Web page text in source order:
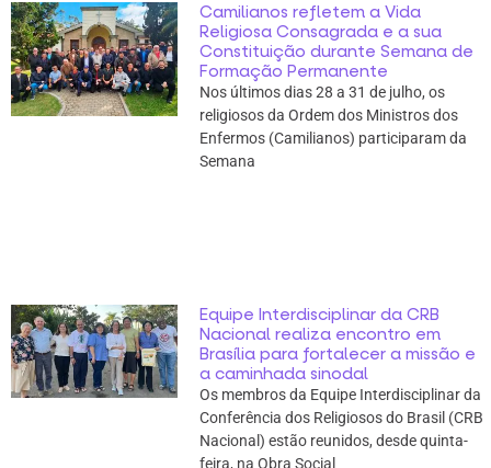
Camilianos refletem a Vida
Religiosa Consagrada e a sua
Constituição durante Semana de
Formação Permanente
Nos últimos dias 28 a 31 de julho, os
religiosos da Ordem dos Ministros dos
Enfermos (Camilianos) participaram da
Semana
Equipe Interdisciplinar da CRB
Nacional realiza encontro em
Brasília para fortalecer a missão e
a caminhada sinodal
Os membros da Equipe Interdisciplinar da
Conferência dos Religiosos do Brasil (CRB
Nacional) estão reunidos, desde quinta-
feira, na Obra Social